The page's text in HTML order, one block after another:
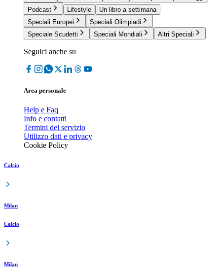
Podcast
Lifestyle
Un libro a settimana
Speciali Europei
Speciali Olimpiadi
Speciale Scudetti
Speciali Mondiali Altri Speciali
Seguici anche su
Area personale
Help e Faq
Info e contatti
Termini del servizio
Utilizzo dati e privacy
Cookie Policy
Calcio
Milan
Calcio
Milan